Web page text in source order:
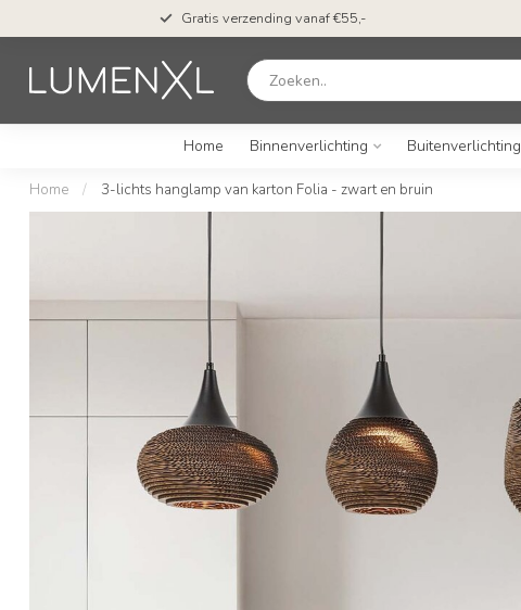
Gratis verzending vanaf €55,-
Home Binnenverlichting Buitenverlichting
Home / 3-lichts hanglamp van karton Folia - zwart en bruin